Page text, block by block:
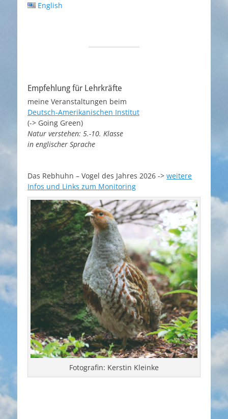
English
Empfehlung für Lehrkräfte
meine Veranstaltungen beim
Deutsch-Amerikanischen Institut
(-> Going Green)
Natur verstehen: 5.-10. Klasse
in englischer Sprache
Das Rebhuhn – Vogel des Jahres 2026 -> weitere
Infos und Links zum Monitoring
Fotografin: Kerstin Kleinke